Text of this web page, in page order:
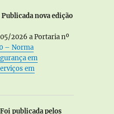
nova edição
2026 a Portaria nº
– Norma
em
em
publicada pelos